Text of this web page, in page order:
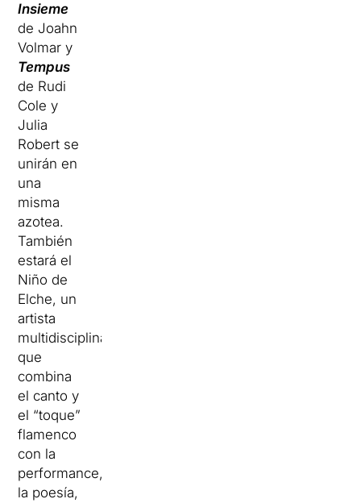
Insieme
de Joahn
Volmar y
Tempus
de Rudi
Cole y
Julia
Robert se
unirán en
una
misma
azotea.
También
estará el
Niño de
Elche, un
artista
multidisciplinar
que
combina
el canto y
el “toque”
flamenco
con la
performance,
la poesía,